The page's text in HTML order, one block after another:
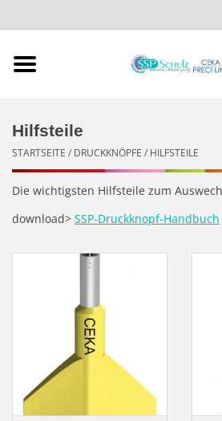
SSP SCHULZ Dental-
PRECI-LINE-SYSTEMS
SPEZIALITÄTEN
LOT-PROGRAMM
NEU: LV SFE 50% - PRECI-
Hilfsteile
STARTSEITE / DRUCKKNÖPFE / HILFSTEILE
Die wichtigsten Hilfsteile zum
download> SSP-Druckknopf-Handbuch